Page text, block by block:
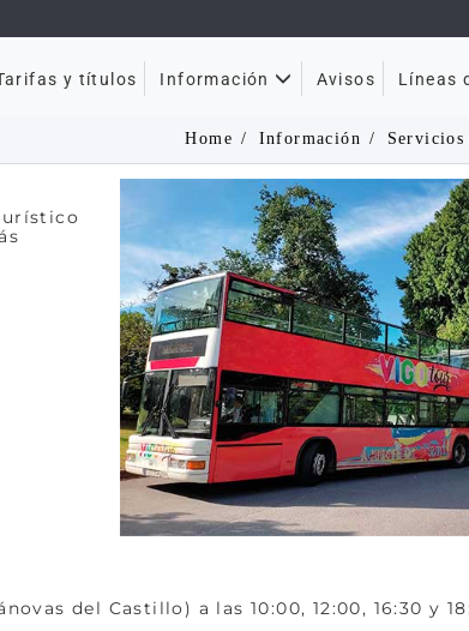
y títulos Información Avisos Líneas
Home Información Servicios
del Castillo) a las 10:00, 12:00, 16:30 y